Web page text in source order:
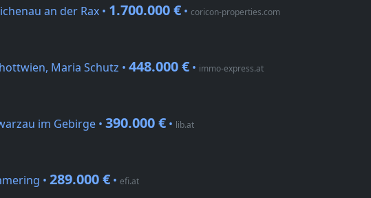
an der Rax • 1.700.000 € • coricon-properties.com
Maria Schutz • 448.000 € • immo-express.at
im Gebirge • 390.000 € • lib.at
• 289.000 € • efi.at